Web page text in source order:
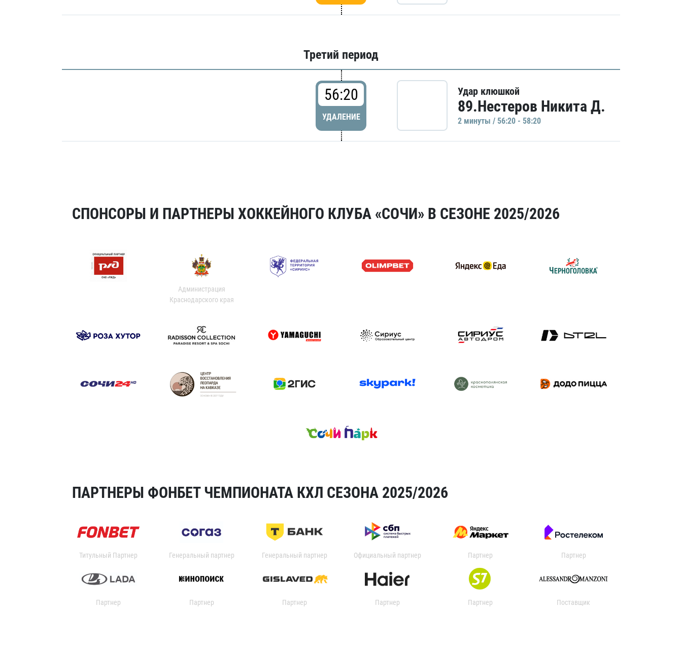
Третий период
56:20
УДАЛЕНИЕ
Удар клюшкой
89.Нестеров Никита Д.
2 минуты / 56:20 - 58:20
СПОНСОРЫ И ПАРТНЕРЫ ХОККЕЙНОГО КЛУБА «СОЧИ» В СЕЗОНЕ 2025/2026
Администрация
Краснодарского края
ПАРТНЕРЫ ФОНБЕТ ЧЕМПИОНАТА КХЛ СЕЗОНА 2025/2026
Титульный Партнер Генеральный партнер Генеральный партнер Официальный партнер Партнер Партнер
Партнер Партнер Партнер Партнер Партнер Поставщик